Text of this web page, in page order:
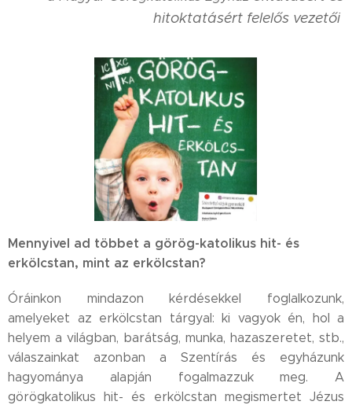
hitoktatásért felelős vezetői
Mennyivel ad többet a görög-katolikus hit- és
erkölcstan, mint az erkölcstan?
Óráinkon mindazon kérdésekkel foglalkozunk,
amelyeket az erkölcstan tárgyal: ki vagyok én, hol a
helyem a világban, barátság, munka, hazaszeretet, stb.,
válaszainkat azonban a Szentírás és egyházunk
hagyománya alapján fogalmazzuk meg. A
görögkatolikus hit- és erkölcstan megismertet Jézus